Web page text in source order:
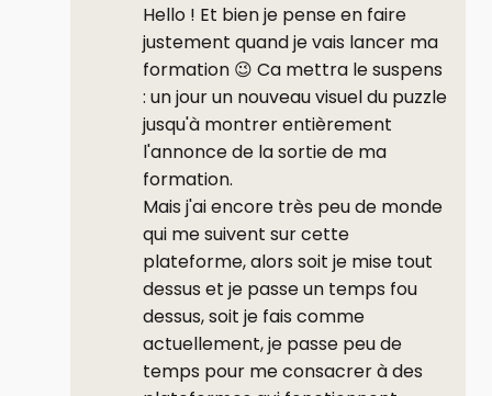
Hello ! Et bien je pense en faire
justement quand je vais lancer ma
formation 😉 Ca mettra le suspens
: un jour un nouveau visuel du puzzle
jusqu'à montrer entièrement
l'annonce de la sortie de ma
formation.
Mais j'ai encore très peu de monde
qui me suivent sur cette
plateforme, alors soit je mise tout
dessus et je passe un temps fou
dessus, soit je fais comme
actuellement, je passe peu de
temps pour me consacrer à des